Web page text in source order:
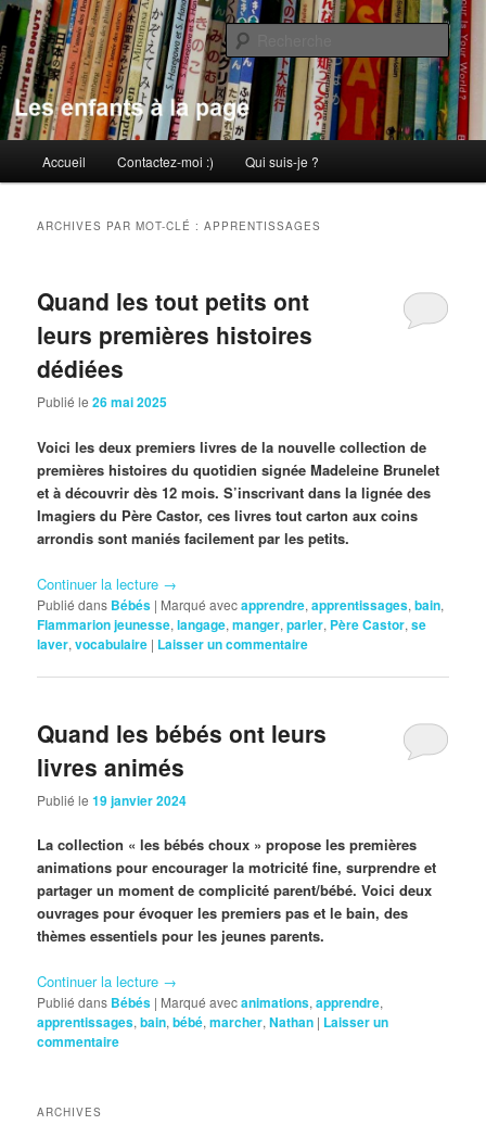
Aller
au
contenu
principal
Aller
au
contenu
secondaireLes enfants à la page
principal
Accueil Contactez-moi :) Qui suis-je ?
ARCHIVES PAR MOT-CLÉ :APPRENTISSAGES
Quand les tout petits ont
leurs premières histoires
dédiées
Publié le26 mai 2025
Voici les deux premiers livres de la nouvelle collection de
premières histoires du quotidien signée Madeleine Brunelet
et à découvrir dès 12 mois. S’inscrivant dans la lignée des
Imagiers du Père Castor, ces livres tout carton aux coins
arrondis sont maniés facilement par les petits.
Continuer la lecture →
Publié dans Bébés | Marqué avecapprendre,apprentissages,bain,
Flammarion jeunesse,langage,manger,parler, Père Castor,se
laver,vocabulaire | Laisser un commentaire
Quand les bébés ont leurs
livres animés
Publié le19 janvier 2024
La collection « les bébés choux » propose les premières
animations pour encourager la motricité fine, surprendre et
partager un moment de complicité parent/bébé. Voici deux
ouvrages pour évoquer les premiers pas et le bain, des
thèmes essentiels pour les jeunes parents.
Continuer la lecture →
Publié dans Bébés | Marqué avecanimations,apprendre,
apprentissages,bain,bébé,marcher,Nathan | Laisser un
commentaire
ARCHIVES